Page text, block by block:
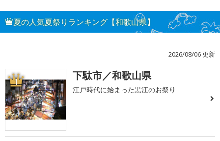
夏の人気夏祭りランキング【和歌山県】
2026/08/06 更新
1 下駄市／和歌山県
江戸時代に始まった黒江のお祭り